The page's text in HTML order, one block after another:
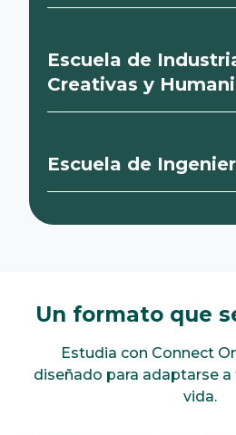
Escuela de
Creativas y
Escuela de
Un formato que
Estudia con Connect
diseñado para adaptarse
vida.